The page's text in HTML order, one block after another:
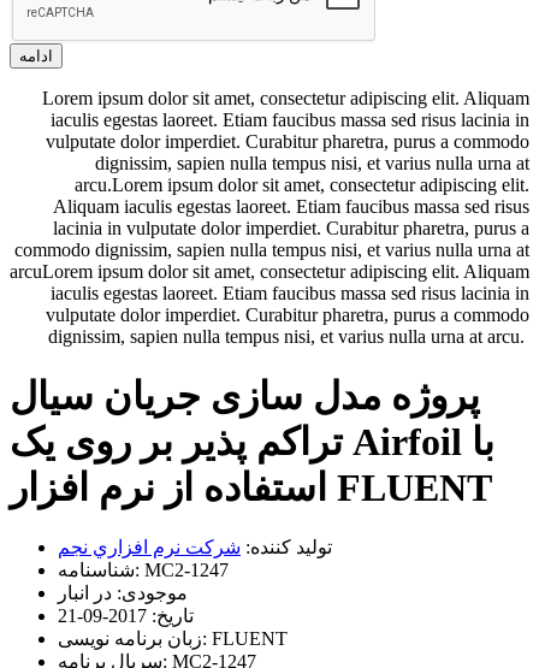
ادامه
Lorem ipsum dolor sit amet, consectetur adipiscing elit. Aliquam
iaculis egestas laoreet. Etiam faucibus massa sed risus lacinia in
vulputate dolor imperdiet. Curabitur pharetra, purus a commodo
dignissim, sapien nulla tempus nisi, et varius nulla urna at
arcu.Lorem ipsum dolor sit amet, consectetur adipiscing elit.
Aliquam iaculis egestas laoreet. Etiam faucibus massa sed risus
lacinia in vulputate dolor imperdiet. Curabitur pharetra, purus a
commodo dignissim, sapien nulla tempus nisi, et varius nulla urna at
arcuLorem ipsum dolor sit amet, consectetur adipiscing elit. Aliquam
iaculis egestas laoreet. Etiam faucibus massa sed risus lacinia in
vulputate dolor imperdiet. Curabitur pharetra, purus a commodo
dignissim, sapien nulla tempus nisi, et varius nulla urna at arcu.
پروژه مدل سازی جریان سیال
تراکم پذیر بر روی یک Airfoil با
استفاده از نرم افزار FLUENT
تولید کننده: شرکت نرم افزاري نجم
شناسنامه: MC2-1247
موجودی: در انبار
تاریخ: 2017-09-21
زبان برنامه نویسی: FLUENT
سریال برنامه: MC2-1247